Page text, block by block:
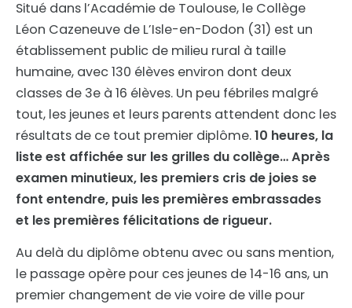
Situé dans l’Académie de Toulouse, le Collège
Léon Cazeneuve de L’Isle-en-Dodon (31) est un
établissement public de milieu rural à taille
humaine, avec 130 élèves environ dont deux
classes de 3e à 16 élèves. Un peu fébriles malgré
tout, les jeunes et leurs parents attendent donc les
résultats de ce tout premier diplôme.10 heures, la
liste est affichée sur les grilles du collège… Après
examen minutieux, les premiers cris de joies se
font entendre, puis les premières embrassades
et les premières félicitations de rigueur.
Au delà du diplôme obtenu avec ou sans mention,
le passage opère pour ces jeunes de 14-16 ans, un
premier changement de vie voire de ville pour